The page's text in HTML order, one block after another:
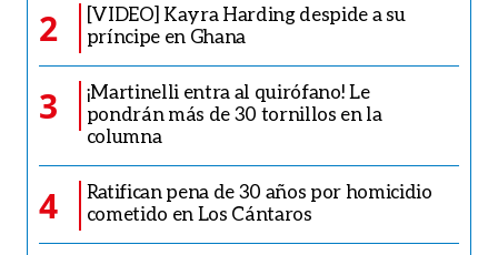
2
[VIDEO] Kayra Harding despide a su
príncipe en Ghana
3
¡Martinelli entra al quirófano! Le
pondrán más de 30 tornillos en la
columna
4
Ratifican pena de 30 años por homicidio
cometido en Los Cántaros